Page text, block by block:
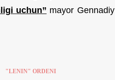
uchun” mayor Gennadiy
"LENIN" ORDENI